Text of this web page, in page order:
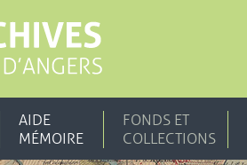
AIDE
MÉMOIRE
FONDS ET
COLLECTIONS